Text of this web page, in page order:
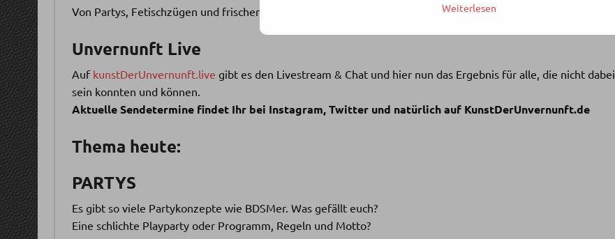
Von Partys, Fetischzügen und frischen Waffeln
Unvernunft Live
Auf kunstDerUnvernunft.live gibt es den Livestream & Chat und hier nun das Ergebnis für alle, die nicht dabei
sein konnten und können.
Aktuelle Sendetermine findet Ihr bei Instagram, Twitter und natürlich auf KunstDerUnvernunft.de
Thema heute:
PARTYS
Es gibt so viele Partykonzepte wie BDSMer. Was gefällt euch?
Eine schlichte Playparty oder Programm, Regeln und Motto?
Weiterlesen